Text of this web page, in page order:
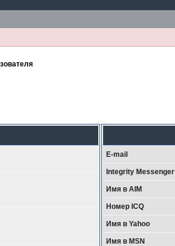
E-mail
Integrity Messenger
Имя в AIM
Номер ICQ
Имя в Yahoo
Имя в MSN